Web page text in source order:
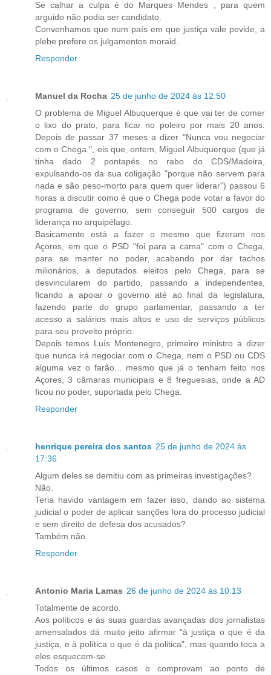
Se calhar a culpa é do Marques Mendes , para quem
arguido não podia ser candidato.
Convenhamos que num país em que justiça vale pevide, a
plebe prefere os julgamentos moraid.
Responder
Manuel da Rocha 25 de junho de 2024 às 12:50
O problema de Miguel Albuquerque é que vai ter de comer
o lixo do prato, para ficar no poleiro por mais 20 anos:
Depois de passar 37 meses a dizer "Nunca vou negociar
com o Chega.", eis que, ontem, Miguel Albuquerque (que já
tinha dado 2 pontapés no rabo do CDS/Madeira,
expulsando-os da sua coligação "porque não servem para
nada e são peso-morto para quem quer liderar") passou 6
horas a discutir como é que o Chega pode votar a favor do
programa de governo, sem conseguir 500 cargos de
liderança no arquipélago.
Basicamente está a fazer o mesmo que fizeram nos
Açores, em que o PSD "foi para a cama" com o Chega,
para se manter no poder, acabando por dar tachos
milionários, a deputados eleitos pelo Chega, para se
desvincularem do partido, passando a independentes,
ficando a apoiar o governo até ao final da legislatura,
fazendo parte do grupo parlamentar, passando a ter
acesso a salários mais altos e uso de serviços públicos
para seu proveito próprio.
Depois temos Luís Montenegro, primeiro ministro a dizer
que nunca irá negociar com o Chega, nem o PSD ou CDS
alguma vez o farão... mesmo que já o tenham feito nos
Açores, 3 câmaras municipais e 8 freguesias, onde a AD
ficou no poder, suportada pelo Chega.
Responder
henrique pereira dos santos 25 de junho de 2024 às
17:36
Algum deles se demitiu com as primeiras investigações?
Não.
Teria havido vantagem em fazer isso, dando ao sistema
judicial o poder de aplicar sanções fora do processo judicial
e sem direito de defesa dos acusados?
Também não.
Responder
Antonio Maria Lamas 26 de junho de 2024 às 10:13
Totalmente de acordo.
Aos políticos e às suas guardas avançadas dos jornalistas
amensalados dá muito jeito afirmar "à justiça o que é da
justiça, e à política o que é da politica", mas quando toca a
eles esquecem-se.
Todos os últimos casos o comprovam ao ponto de